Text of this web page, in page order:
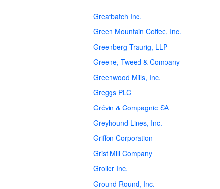
Greatbatch Inc.
Green Mountain Coffee, Inc.
Greenberg Traurig, LLP
Greene, Tweed & Company
Greenwood Mills, Inc.
Greggs PLC
Grévin & Compagnie SA
Greyhound Lines, Inc.
Griffon Corporation
Grist Mill Company
Grolier Inc.
Ground Round, Inc.